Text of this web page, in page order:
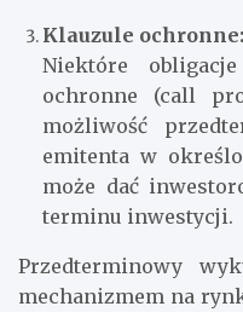
Klauzule ochronne:
Niektóre
ochronne (call
możliwość
emitenta w
może dać
terminu inwestycji.
Przedterminowy
mechanizmem na